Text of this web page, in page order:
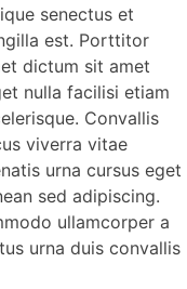
senectus et
est. Porttitor
dictum sit amet
nulla facilisi etiam
Convallis
viverra vitae
urna cursus eget
sed adipiscing.
ullamcorper a
urna duis convallis